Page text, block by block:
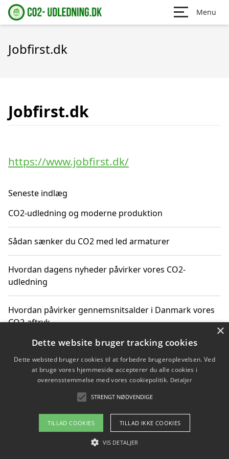
Menu
Jobfirst.dk
Jobfirst.dk
https://www.jobfirst.dk/
Seneste indlæg
CO2-udledning og moderne produktion
Sådan sænker du CO2 med led armaturer
Hvordan dagens nyheder påvirker vores CO2-
udledning
Hvordan påvirker gennemsnitsalder i Danmark vores
CO2-aftryk
Hvordan nyheder om CO2-udledning påvirker vores
hverdag
Om / kontakt
Blog Betingelser
×
Dette website bruger tracking cookies
Dette websted bruger cookies til at forbedre brugeroplevelsen. Ved
at bruge vores hjemmeside accepterer du alle cookies i
overensstemmelse med vores cookiepolitik. Detaljer
STRENGT NØDVENDIGE
TILLAD COOKIES TILLAD IKKE COOKIES
VIS DETALJER